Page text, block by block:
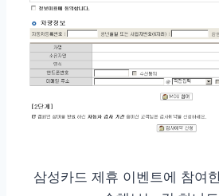
삼성카드 제휴 이벤트에 참여